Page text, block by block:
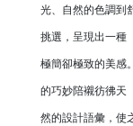
光、自然的色調到
挑選，呈現出一種
極簡卻極致的美感
的巧妙陪襯彷彿天
然的設計語彙，使